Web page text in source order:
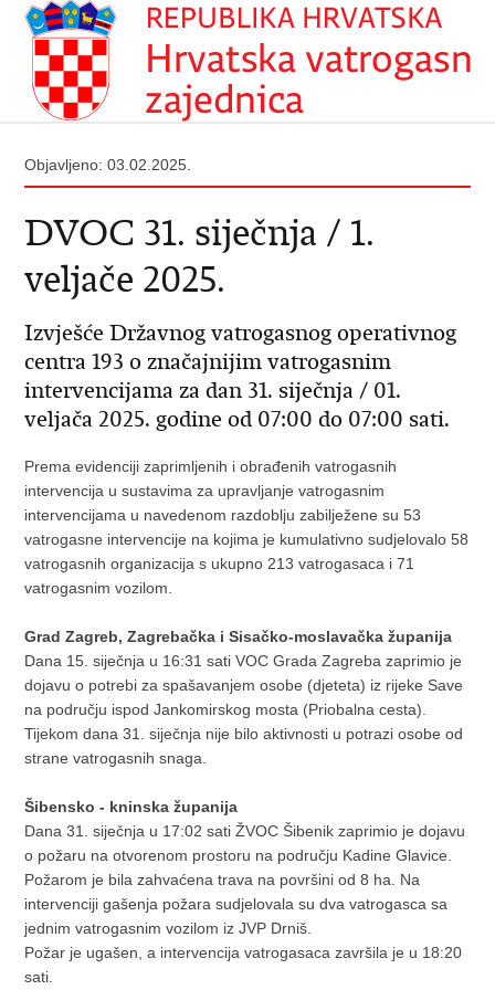
Objavljeno: 03.02.2025.
DVOC 31. siječnja / 1.
veljače 2025.
Izvješće Državnog vatrogasnog operativnog
centra 193 o značajnijim vatrogasnim
intervencijama za dan 31. siječnja / 01.
veljača 2025. godine od 07:00 do 07:00 sati.
Prema evidenciji zaprimljenih i obrađenih vatrogasnih
intervencija u sustavima za upravljanje vatrogasnim
intervencijama u navedenom razdoblju zabilježene su 53
vatrogasne intervencije na kojima je kumulativno sudjelovalo 58
vatrogasnih organizacija s ukupno 213 vatrogasaca i 71
vatrogasnim vozilom.
Grad Zagreb, Zagrebačka i Sisačko-moslavačka županija
Dana 15. siječnja u 16:31 sati VOC Grada Zagreba zaprimio je
dojavu o potrebi za spašavanjem osobe (djeteta) iz rijeke Save
na području ispod Jankomirskog mosta (Priobalna cesta).
Tijekom dana 31. siječnja nije bilo aktivnosti u potrazi osobe od
strane vatrogasnih snaga.
Šibensko - kninska županija
Dana 31. siječnja u 17:02 sati ŽVOC Šibenik zaprimio je dojavu
o požaru na otvorenom prostoru na području Kadine Glavice.
Požarom je bila zahvaćena trava na površini od 8 ha. Na
intervenciji gašenja požara sudjelovala su dva vatrogasca sa
jednim vatrogasnim vozilom iz JVP Drniš.
Požar je ugašen, a intervencija vatrogasaca završila je u 18:20
sati.